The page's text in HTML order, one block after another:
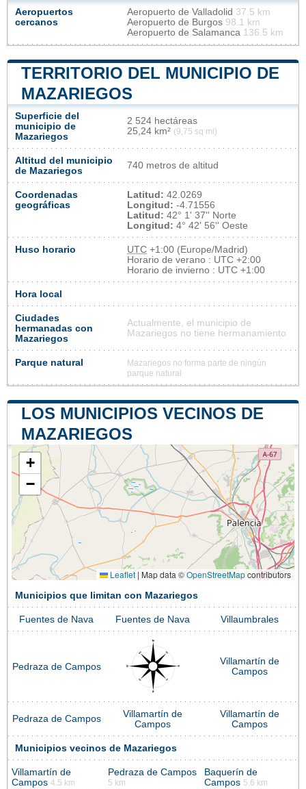
Aeropuertos
cercanos
Aeropuerto de Valladolid 37.5 km
Aeropuerto de Burgos 98.1 km
Aeropuerto de Salamanca 136.5 km
TERRITORIO DEL MUNICIPIO DE
MAZARIEGOS
Superficie del
municipio de
Mazariegos
2 524 hectáreas
25,24 km² (9,75 sq mi)
Altitud del municipio
de Mazariegos
740 metros de altitud
Coordenadas
geográficas
Latitud: 42.0269
Longitud: -4.71556
Latitud: 42° 1' 37'' Norte
Longitud: 4° 42' 56'' Oeste
Huso horario UTC +1:00 (Europe/Madrid)
Horario de verano : UTC +2:00
Horario de invierno : UTC +1:00
Hora local
Ciudades
hermanadas con
Mazariegos
Actualmente, el municipio de
Mazariegos no tiene hermanamiento
Parque natural
Mazariegos no forma parte de ningún
parque natural
LOS MUNICIPIOS VECINOS DE
MAZARIEGOS
+
−
Leaflet | Map data ©OpenStreetMapcontributors
Municipios que limitan con Mazariegos
Fuentes de Nava Fuentes de Nava Villaumbrales
Pedraza de Campos
Villamartín de
Campos
Pedraza de Campos
Villamartín de
Campos
Villamartín de
Campos
Municipios vecinos de Mazariegos
Villamartín de
Campos 4.5 km
Pedraza de Campos
5 km
Baquerín de
Campos 5.6 km